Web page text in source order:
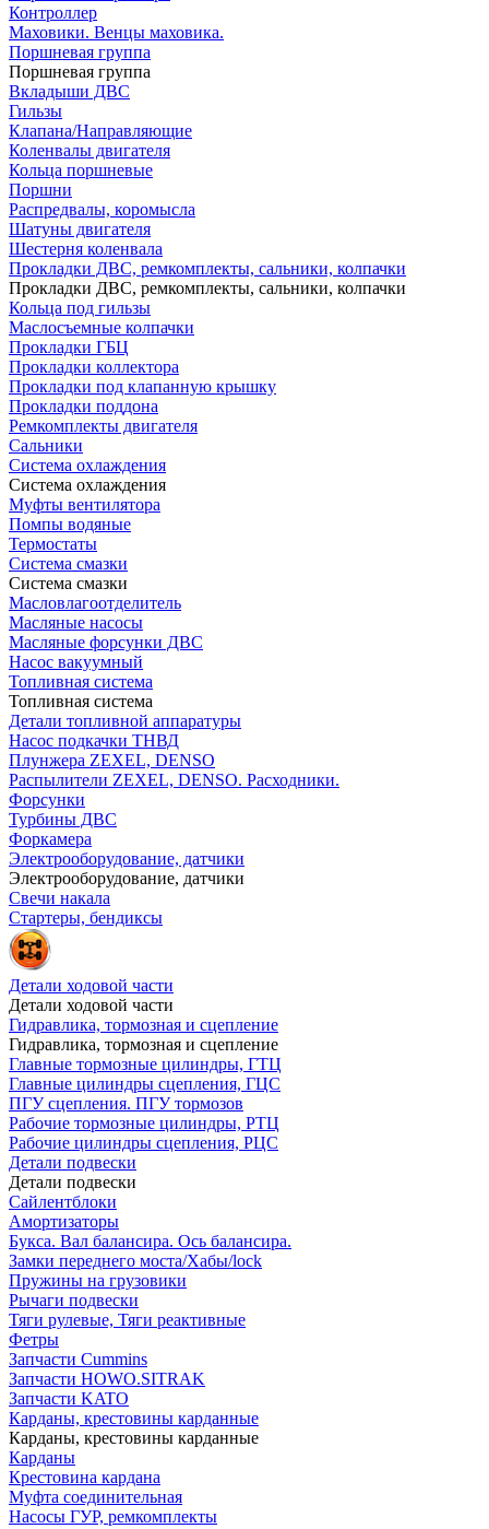
Контроллер
Маховики. Венцы маховика.
Поршневая группа
Поршневая группа
Вкладыши ДВС
Гильзы
Клапана/Направляющие
Коленвалы двигателя
Кольца поршневые
Поршни
Распредвалы, коромысла
Шатуны двигателя
Шестерня коленвала
Прокладки ДВС, ремкомплекты, сальники, колпачки
Прокладки ДВС, ремкомплекты, сальники, колпачки
Кольца под гильзы
Маслосъемные колпачки
Прокладки ГБЦ
Прокладки коллектора
Прокладки под клапанную крышку
Прокладки поддона
Ремкомплекты двигателя
Сальники
Система охлаждения
Система охлаждения
Муфты вентилятора
Помпы водяные
Термостаты
Система смазки
Система смазки
Масловлагоотделитель
Масляные насосы
Масляные форсунки ДВС
Насос вакуумный
Топливная система
Топливная система
Детали топливной аппаратуры
Насос подкачки ТНВД
Плунжера ZEXEL, DENSO
Распылители ZEXEL, DENSO. Расходники.
Форсунки
Турбины ДВС
Форкамера
Электрооборудование, датчики
Электрооборудование, датчики
Свечи накала
Стартеры, бендиксы
Детали ходовой части
Детали ходовой части
Гидравлика, тормозная и сцепление
Гидравлика, тормозная и сцепление
Главные тормозные цилиндры, ГТЦ
Главные цилиндры сцепления, ГЦС
ПГУ сцепления. ПГУ тормозов
Рабочие тормозные цилиндры, РТЦ
Рабочие цилиндры сцепления, РЦС
Детали подвески
Детали подвески
Cайлентблоки
Амортизаторы
Букса. Вал балансира. Ось балансира.
Замки переднего моста/Хабы/lock
Пружины на грузовики
Рычаги подвески
Тяги рулевые, Тяги реактивные
Фетры
Запчасти Cummins
Запчасти HOWO.SITRAK
Запчасти KATO
Карданы, крестовины карданные
Карданы, крестовины карданные
Карданы
Крестовина кардана
Муфта соединительная
Насосы ГУР, ремкомплекты